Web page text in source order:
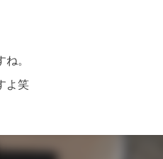
。
よ笑